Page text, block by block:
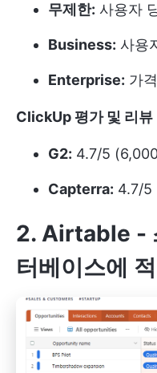
무제한: 사용자
Business: 사용
Enterprise: 가
ClickUp 평가 및 리뷰
G2: 4.7/5
Capterra: 4.7/5
2. Airtable -
터베이스에